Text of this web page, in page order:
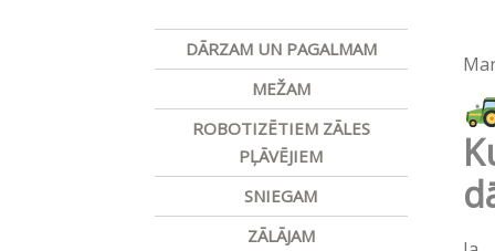
Serviss
DĀRZAM UN PAGALMAM
MEŽAM
ROBOTIZĒTIEM ZĀLES
PĻĀVĒJIEM
SNIEGAM
ZĀLĀJAM